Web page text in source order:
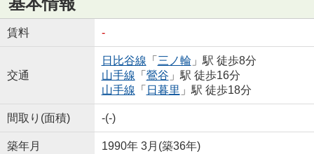
賃料 -
交通
日比谷線 「 三ノ輪」駅 徒歩8分
山手線 「 鶯谷 」駅 徒歩16分
山手線 「 日暮里 」駅 徒歩18分
間取り(面積) -(-)
築年月 1990年 3月(築36年)